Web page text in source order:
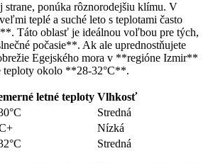
ponúka rôznorodejšiu klímu. V
teplé a suché leto s teplotami často
Táto oblasť je ideálnou voľbou pre tých,
počasie**. Ak ale uprednostňujete
Egejského mora v **regióne Izmir**
teploty okolo **28-32°C**.
letné teploty Vlhkosť
Stredná
Nízká
Stredná